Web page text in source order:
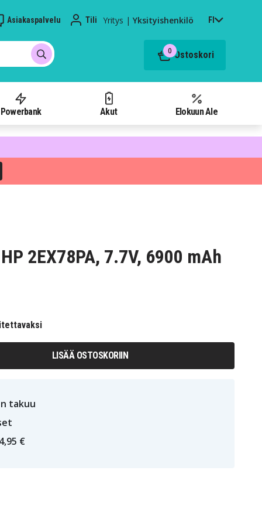
Asiakaspalvelu Tili Yritys | Yksityishenkilö FI
0 Ostoskori
Powerbank Akut Elokuun Ale
2EX78PA, 7.7V, 6900 mAh
LISÄÄ OSTOSKORIIN
takuu
€